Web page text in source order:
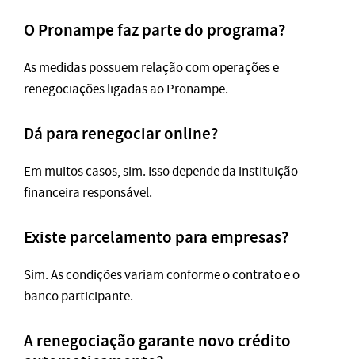
O Pronampe faz parte do programa?
As medidas possuem relação com operações e
renegociações ligadas ao Pronampe.
Dá para renegociar online?
Em muitos casos, sim. Isso depende da instituição
financeira responsável.
Existe parcelamento para empresas?
Sim. As condições variam conforme o contrato e o
banco participante.
A renegociação garante novo crédito